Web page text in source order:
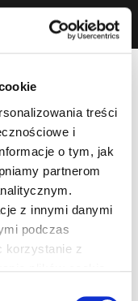
treści
i
o tym, jak
partnerom
z innymi danymi
podczas
korzystanie z